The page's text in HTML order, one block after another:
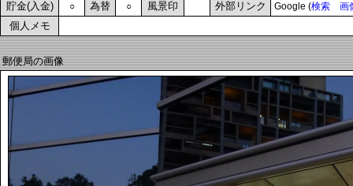
貯金(入金) ○ 為替 ○ 風景印 外部リンク Google (検索 画
個人メモ
郵便局の画像